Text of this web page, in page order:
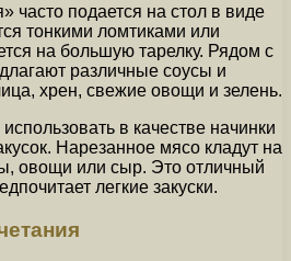
часто подается на стол в виде
тонкими ломтиками или
на большую тарелку. Рядом с
различные соусы и
хрен, свежие овощи и зелень.
в качестве начинки
Нарезанное мясо кладут на
овощи или сыр. Это отличный
легкие закуски.